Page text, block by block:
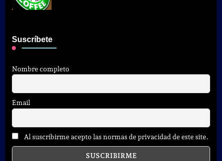
Suscríbete
Nombre completo
Email
Al suscribirme acepto las normas de privacidad de este site.